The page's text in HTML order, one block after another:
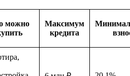
можно
Максимум
кредита